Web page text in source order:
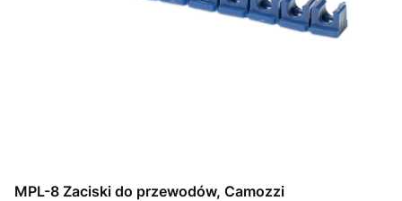
MPL-8 Zaciski do przewodów, Camozzi